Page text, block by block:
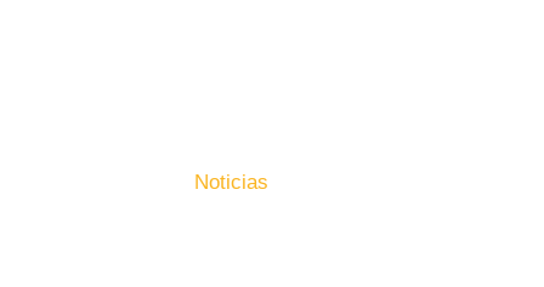
Noticias